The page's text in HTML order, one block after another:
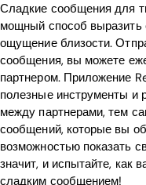
Сладкие сообщения для
мощный способ выразить
ощущение близости.
сообщения, вы можете
партнером. Приложение
полезные инструменты
между партнерами, тем
сообщений, которые вы
возможностью показать
значит, и испытайте, как
сладким сообщением!